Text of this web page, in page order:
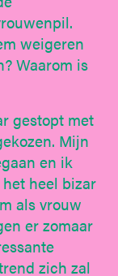
weigeren
Waarom is
gestopt met
Mijn
en ik
heel bizar
als vrouw
er zomaar
zich zal